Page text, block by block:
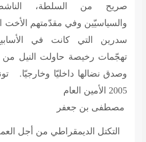
صريح من السلطة،
والسياسيّين وفي مقدّمتهم الأخت
سدرين التي كانت في
تهجّمات رخيصة حاولت النيل
2005 الأمين العام
مصطفى بن جعفر
التكتل الديمقراطي من أجل